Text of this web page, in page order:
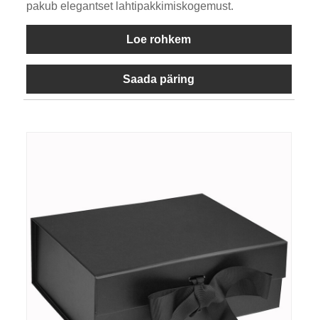
pakub elegantset lahtipakkimiskogemust.
Loe rohkem
Saada päring